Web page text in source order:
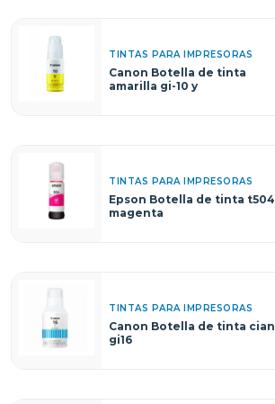
TINTAS PARA IMPRESORAS
Canon Botella de tinta
amarilla gi-10 y
TINTAS PARA IMPRESORAS
Epson Botella de tinta t504
magenta
TINTAS PARA IMPRESORAS
Canon Botella de tinta cian
gi16